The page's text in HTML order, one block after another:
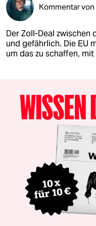
Kommentar von
Der Zoll-Deal zwischen
und gefährlich. Die EU
um das zu schaffen,